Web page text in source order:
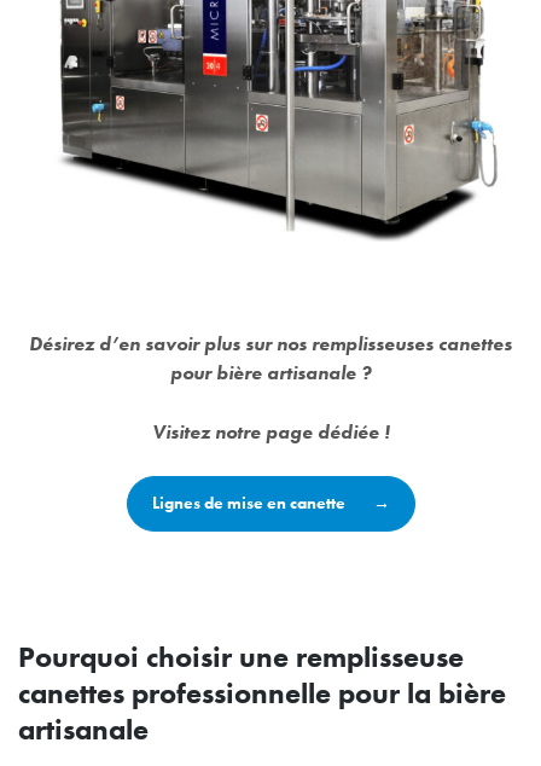
Désirez d’en savoir plus sur nos remplisseuses canettes
pour bière artisanale ?
Visitez notre page dédiée !
Lignes de mise en canette
Pourquoi choisir une remplisseuse
canettes professionnelle pour la bière
artisanale